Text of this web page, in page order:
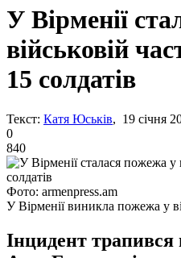
У Вірменії
військовій
15 солдатів
Текст: Катя Юськів, 19 січня
0
840
Фото: armenpress.am
У Вірменії виникла пожежа у
Інцидент трапився